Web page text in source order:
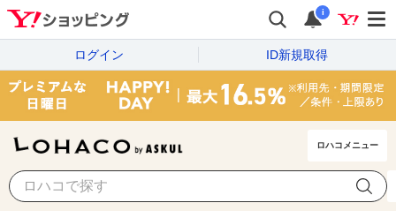
i
ログイン ID新規取得
ロハコメニュー